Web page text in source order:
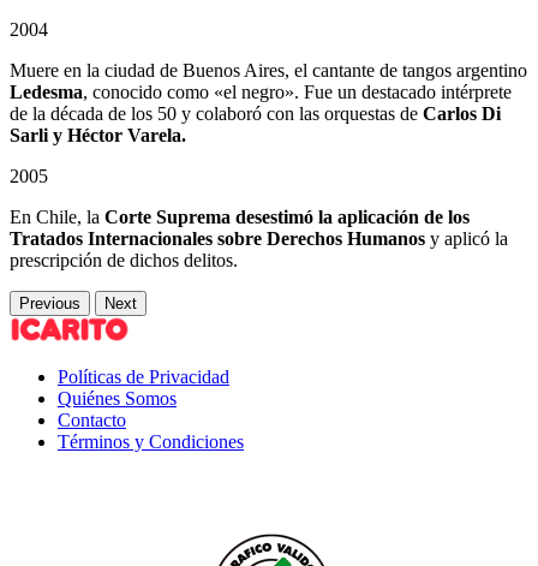
2004
Muere en la ciudad de Buenos Aires, el cantante de tangos argentino
Ledesma, conocido como «el negro». Fue un destacado intérprete
de la década de los 50 y colaboró con las orquestas de Carlos Di
Sarli y Héctor Varela.
2005
En Chile, la Corte Suprema desestimó la aplicación de los
Tratados Internacionales sobre Derechos Humanos y aplicó la
prescripción de dichos delitos.
Previous Next
Políticas de Privacidad
Quiénes Somos
Contacto
Términos y Condiciones